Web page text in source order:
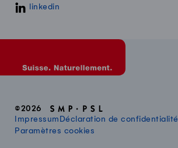
linkedin
©2026
Impressum Déclaration de confidentialité
Paramètres cookies